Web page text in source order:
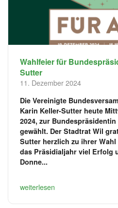
Wahlfeier für
Sutter
11. Dezember 2024
Die Vereinigte
Karin Keller-Sutter heute
2024, zur
gewählt. Der Stadtrat Wil
Sutter herzlich zu ihrer
das Präsidialjahr viel Erfolg
Donne...
weiterlesen